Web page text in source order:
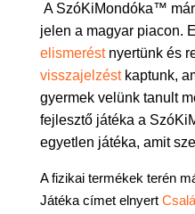
A SzóKiMondóka™
jelen a magyar piacon.
elismeréstnyertünk és
visszajelzéstkaptunk,
gyermek velünk tanult
fejlesztő játéka a
egyetlen játéka, amit
A fizikai termékek terén
Játéka címet elnyert